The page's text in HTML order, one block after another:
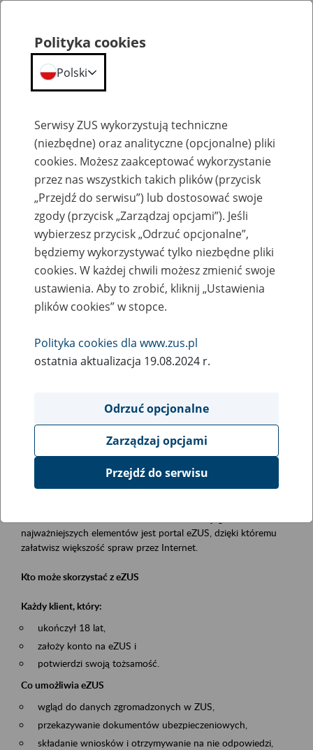
Szkolenia
Zaproś ZUS do siebie - zakładanie profili
eZUS w siedzibie Twojej firmy
Rodzaj wydarzenia
Szkolenia
Obszar merytoryczny
obsługa klientów
Opis wydarzenia
Platforma Usług Elektronicznych eZUS
najważniejszych elementów jest portal eZUS, dzięki któremu
załatwisz większość spraw przez Internet.
Kto może skorzystać z eZUS
Każdy klient, który:
ukończył 18 lat,
założy konto na eZUS i
potwierdzi swoją tożsamość.
Co umożliwia eZUS
wgląd do danych zgromadzonych w ZUS,
przekazywanie dokumentów ubezpieczeniowych,
składanie wniosków i otrzymywanie na nie odpowiedzi,
Polityka cookies
Polski
Serwisy ZUS wykorzystują techniczne
(niezbędne) oraz analityczne (opcjonalne) pliki
cookies. Możesz zaakceptować wykorzystanie
przez nas wszystkich takich plików (przycisk
„Przejdź do serwisu”) lub dostosować swoje
zgody (przycisk „Zarządzaj opcjami”). Jeśli
wybierzesz przycisk „Odrzuć opcjonalne”,
będziemy wykorzystywać tylko niezbędne pliki
cookies. W każdej chwili możesz zmienić swoje
ustawienia. Aby to zrobić, kliknij „Ustawienia
plików cookies” w stopce.
Polityka cookies dla www.zus.pl
ostatnia aktualizacja 19.08.2024 r.
Odrzuć opcjonalne
Zarządzaj opcjami
Przejdź do serwisu